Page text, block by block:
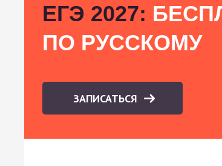
ЕГЭ 2027:
ПО РУССКОМУ
ЗАПИСАТЬСЯ